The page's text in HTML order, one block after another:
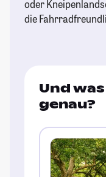
oder
die
Und
genau?